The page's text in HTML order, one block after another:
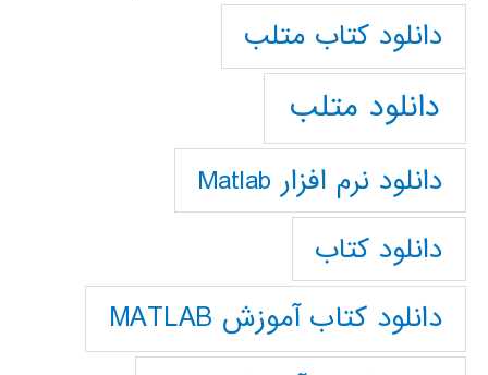
دانلود كتاب متلب
دانلود متلب
دانلود نرم افزار Matlab
دانلود کتاب
دانلود کتاب آموزش MATLAB